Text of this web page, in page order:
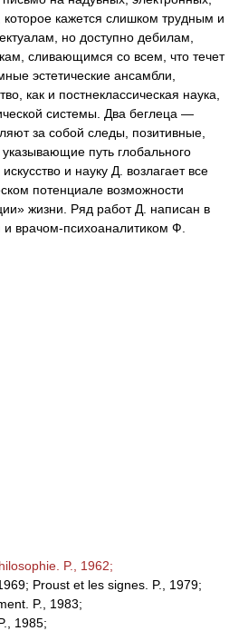
которое кажется слишком трудным и
но доступно дебилам,
сливающимся со всем, что течет
эстетические ансамбли,
как и постнеклассическая наука,
системы. Два беглеца —
за собой следы, позитивные,
путь глобального
и науку Д. возлагает все
потенциале возможности
жизни. Ряд работ Д. написан в
врачом-психоаналитиком Ф.
P., 1962;
Proust et les signes. P., 1979;
P., 1983;
1985;